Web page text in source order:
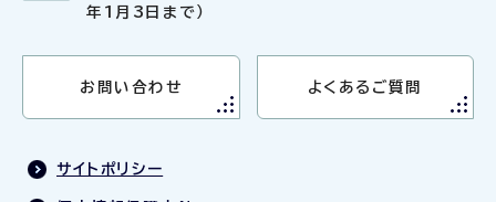
年1月3日まで）
お問い合わせ よくあるご質問
サイトポリシー